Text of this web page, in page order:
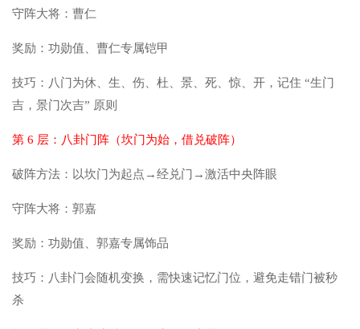
守阵大将：曹仁
奖励：功勋值、曹仁专属铠甲
技巧：八门为休、生、伤、杜、景、死、惊、开，记住 “生门
吉，景门次吉” 原则
第 6 层：八卦门阵（坎门为始，借兑破阵）
破阵方法：以坎门为起点→经兑门→激活中央阵眼
守阵大将：郭嘉
奖励：功勋值、郭嘉专属饰品
技巧：八卦门会随机变换，需快速记忆门位，避免走错门被秒
杀